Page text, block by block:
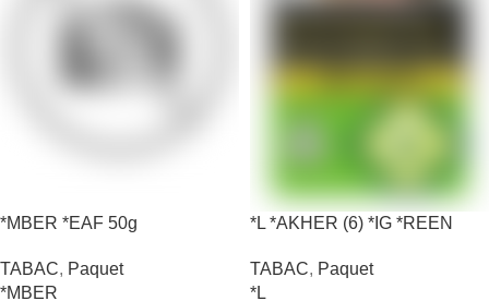
*MBER *EAF 50g
TABAC, Paquet
*MBER
*L *AKHER (6) *IG *REEN
TABAC, Paquet
*L